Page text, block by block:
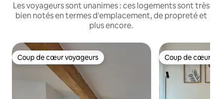
Les voyageurs sont unanimes : ces logements sont très
bien notés en termes d'emplacement, de propreté et
plus encore.
Coup de cœur voyageurs
Coup de cœur voyageurs Coup de cœur
Coup de cœur